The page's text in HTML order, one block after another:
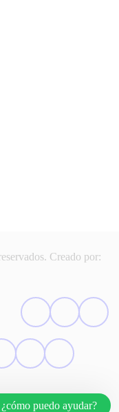
Creado por:
puedo ayudar?